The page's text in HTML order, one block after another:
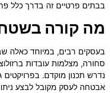
בבתים פרטיים זה בדרך כלל פחות מ
מה קורה
בעסקים רבים, במיוחד כאלה
נדרש תכנון מוקדם.
אבטחה לעסק מקובל לבצע